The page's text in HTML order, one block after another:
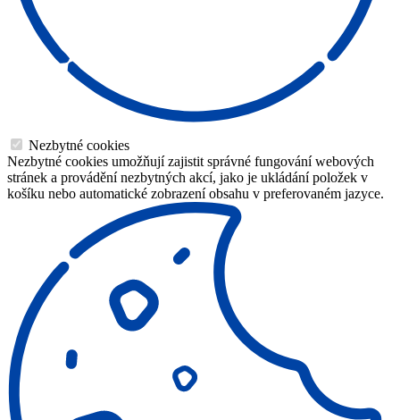
Nezbytné cookies
Nezbytné cookies umožňují zajistit správné fungování webových
stránek a provádění nezbytných akcí, jako je ukládání položek v
košíku nebo automatické zobrazení obsahu v preferovaném jazyce.